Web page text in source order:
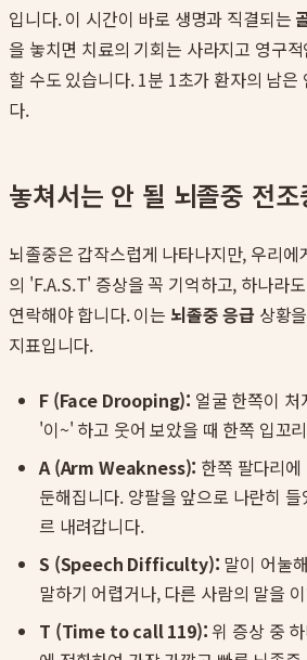
입니다. 이 시간이 바로 생명과 직결되는
을 놓치면 치료의 기회는 사라지고 영구
할 수도 있습니다. 1분 1초가 환자의 남은
다.
놓쳐서는 안 될 뇌졸중 전
뇌졸중은 갑작스럽게 나타나지만, 우리
의 'F.A.S.T' 증상을 꼭 기억하고, 하나라
연락해야 합니다. 이는 뇌졸중 응급 상황
지표입니다.
F (Face Drooping): 얼굴 한쪽이
'이~' 하고 웃어 보았을 때 한쪽 입꼬
A (Arm Weakness): 한쪽 팔다리
둔해집니다. 양팔을 앞으로 나란히
르 내려갑니다.
S (Speech Difficulty): 말이 어눌
말하기 어렵거나, 다른 사람의 말을
T (Time to call 119): 위 증상 중